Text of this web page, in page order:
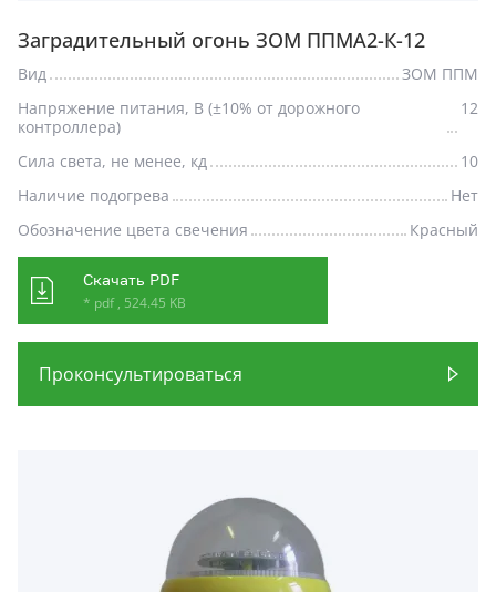
Заградительный огонь ЗОМ ППМА2-К-12
Вид
ЗОМ ППМ
Напряжение питания, В (±10% от дорожного
контроллера)
12
Сила света, не менее, кд
10
Наличие подогрева
Нет
Обозначение цвета свечения
Красный
Скачать PDF
* pdf , 524.45 KB
Проконсультироваться